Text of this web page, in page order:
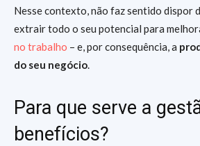
Nesse contexto, não faz sentido dispor
extrair todo o seu potencial para
no trabalho – e, por consequência, a
do seu negócio.
Para que serve a
benefícios?